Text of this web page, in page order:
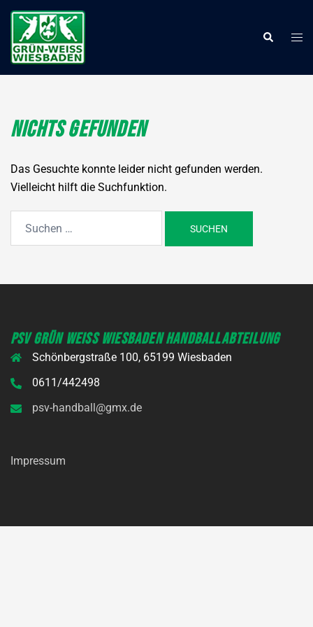
Zum
Inhalt
springen
Suche
Nichts gefunden
Das Gesuchte konnte leider nicht gefunden werden.
Vielleicht hilft die Suchfunktion.
nach:
PSV GRÜN WEISS WIESBADEN HANDBALLABTEILUNG
Schönbergstraße 100, 65199 Wiesbaden
0611/442498
psv-handball@gmx.de
Impressum